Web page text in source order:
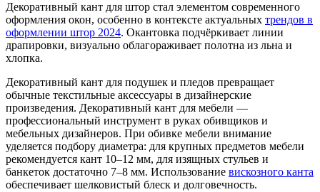
Декоративный кант для штор стал элементом современного
оформления окон, особенно в контексте актуальных трендов в
оформлении штор 2024. Окантовка подчёркивает линии
драпировки, визуально облагораживает полотна из льна и
хлопка.
Декоративный кант для подушек и пледов превращает
обычные текстильные аксессуары в дизайнерские
произведения. Декоративный кант для мебели —
профессиональный инструмент в руках обивщиков и
мебельных дизайнеров. При обивке мебели внимание
уделяется подбору диаметра: для крупных предметов мебели
рекомендуется кант 10–12 мм, для изящных стульев и
банкеток достаточно 7–8 мм. Использование вискозного канта
обеспечивает шелковистый блеск и долговечность.